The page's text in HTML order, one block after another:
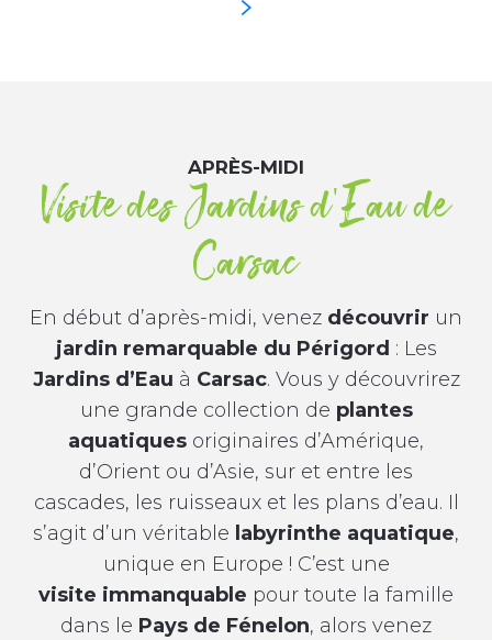
APRÈS-MIDI
Visite des Jardins d'Eau de
Carsac
En début d’après-midi, venez découvrir un
jardin remarquable du Périgord : Les
Jardins d’Eau à Carsac. Vous y découvrirez
une grande collection de plantes
aquatiques originaires d’Amérique,
d’Orient ou d’Asie, sur et entre les
cascades, les ruisseaux et les plans d’eau. Il
s’agit d’un véritable labyrinthe aquatique,
unique en Europe ! C’est une
visite immanquable pour toute la famille
dans le Pays de Fénelon, alors venez